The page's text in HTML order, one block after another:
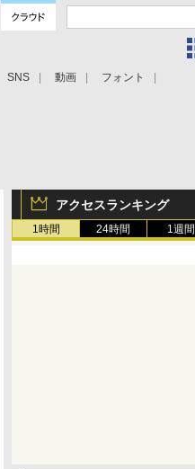
SNS 動画 フォント
アクセスランキング
1時間 24時間 1週間